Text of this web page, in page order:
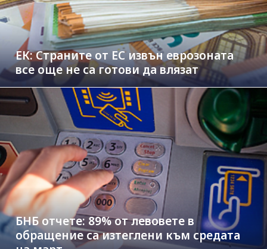
ЕК: Страните от ЕС извън еврозоната
все още не са готови да влязат
БНБ отчете: 89% от левовете в
обращение са изтеглени към средата